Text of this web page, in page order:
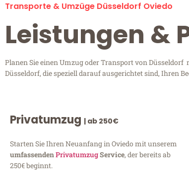
Transporte & Umzüge Düsseldorf Oviedo
Leistungen &
Planen Sie einen Umzug oder Transport von
Düsseldorf, die speziell darauf ausgerichtet sind, Ihren
Privatumzug | ab 250€
Starten Sie Ihren Neuanfang in Oviedo mit unserem
umfassendenPrivatumzugService, der bereits ab
250€ beginnt.